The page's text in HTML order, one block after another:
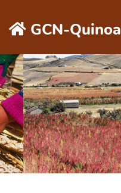
GCN-Quinoa